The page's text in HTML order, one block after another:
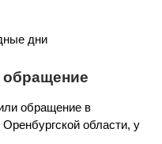
дни
обращение
обращение в
области, у